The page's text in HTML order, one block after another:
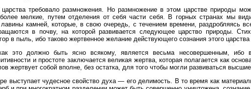
царства требовало размножения. Но размножение в этом царстве природы
мелкие, путем отделения от себя части себя. В горных странах мы
камней, которые, в свою очередь, с течением времени, раздробляясь
в почву, на которой развивается следующее царство природы.
в пыль, ибо таково жертвенное желание действующего сознания этого
это должно быть ясно всякому, является весьма несовершенным, ибо
и простоте заключается великая жертва, которая полагается как
жертвует собой вполне, без остатка, для того чтобы могли развиваться
выступает чудесное свойство духа — его делимость. В то время как